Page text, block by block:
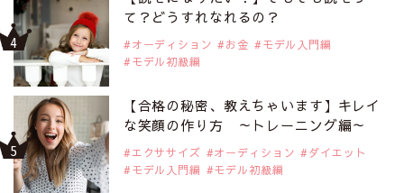
て？どうすれなれるの？
オーディション お金
モデル入門編
モデル初級編
【合格の秘密、教えちゃいます】キレイ
な笑顔の作り方 ～トレーニング編～
エクササイズ オーディション
ダイエット
モデル入門編
モデル初級編